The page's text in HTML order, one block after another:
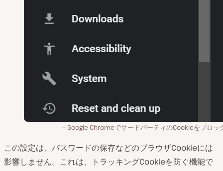
Google ChromeでサードパーティのCookieをブロッ
この設定は、パスワードの保存などのブラウザCookieには
影響しません。これは、トラッキングCookieを防ぐ機能で